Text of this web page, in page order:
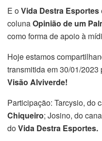
E oVida Destra Esportes
colunaOpinião de um
como forma de apoio à
Hoje estamos
transmitida em 30/01/
Visão Alviverde!
Participação: Tarcysio, do
Chiqueiro; Josino, do
doVida Destra Esportes.